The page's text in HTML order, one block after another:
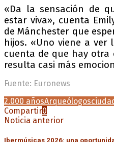
«Da la sensación de
estar viva», cuenta
de Mánchester que
hijos. «Uno viene a ver
cuenta de que hay otra
resulta casi más
Fuente: Euronews
2.000 añosArqueólogos
Compartir0
Noticia anterior
Ibermúsicas 2026: una